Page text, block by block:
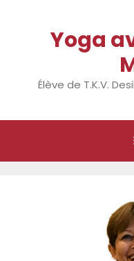
Yoga
Élève de T.K.V.